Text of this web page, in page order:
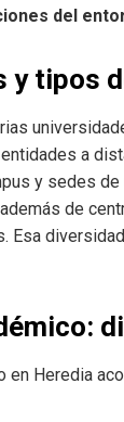
del
y tipos
a
y sedes
de
Esa
en Heredia